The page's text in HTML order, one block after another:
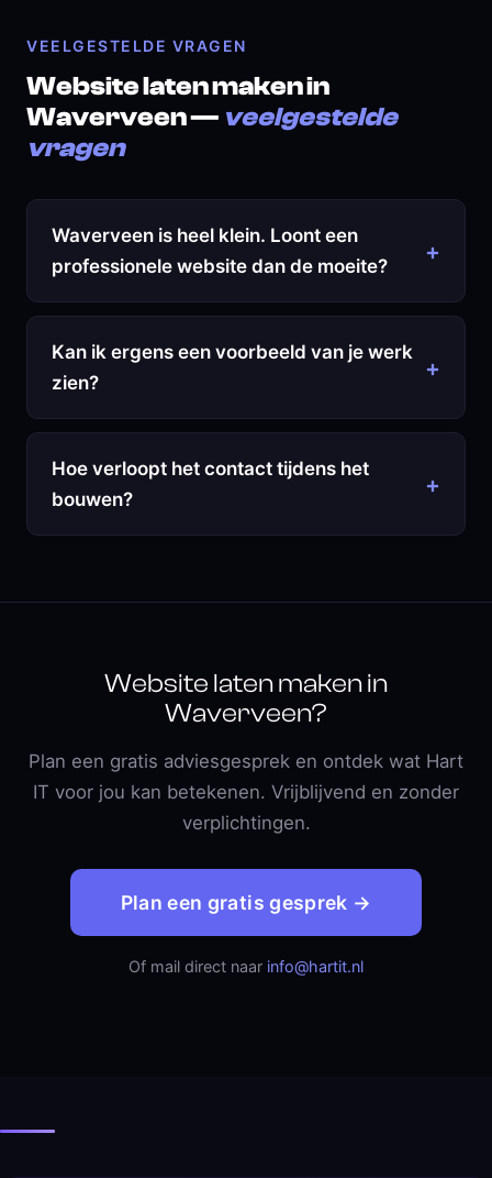
VEELGESTELDE VRAGEN
Website laten maken in
Waverveen — veelgestelde
vragen
Waverveen is heel klein. Loont een
professionele website dan de moeite?
Kan ik ergens een voorbeeld van je werk
zien?
Hoe verloopt het contact tijdens het
bouwen?
Website laten maken in
Waverveen?
Plan een gratis adviesgesprek en ontdek wat Hart
IT voor jou kan betekenen. Vrijblijvend en zonder
verplichtingen.
Plan een gratis gesprek →
Of mail direct naar info@hartit.nl